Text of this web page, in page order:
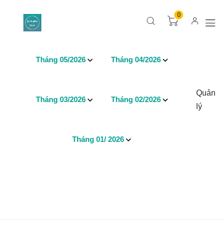
0
Tháng 05/2026 Tháng 04/2026
Tháng 03/2026 Tháng 02/2026
Tháng 01/ 2026
Quản
lý